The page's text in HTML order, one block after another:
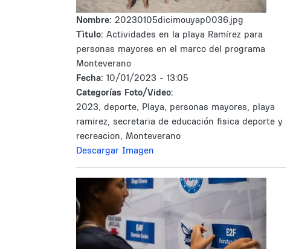
Nombre: 20230105dicimouyap0036.jpg
Tìtulo: Actividades en la playa Ramírez para
personas mayores en el marco del programa
Monteverano
Fecha: 10/01/2023 - 13:05
Categorías Foto/Video:
2023, deporte, Playa, personas mayores, playa
ramirez, secretaria de educación fisica deporte y
recreacion, Monteverano
Descargar Imagen